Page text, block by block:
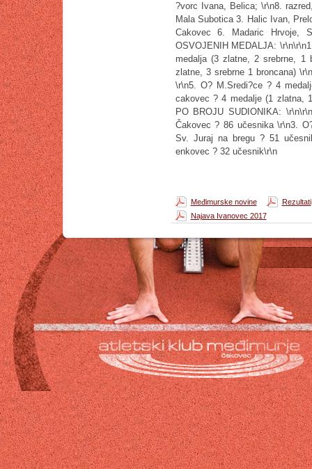
?vorc Ivana, Belica; \r\n8.
Mala Subotica 3. Halic Ivan,
Cakovec 6. Madaric Hrvoje,
OSVOJENIH MEDALJA:
medalja (3 zlatne, 2 srebrne, 1
zlatne, 3 srebrne 1 broncana)
\r\n5. O? M.Sredi?ce ? 4
cakovec ? 4 medalje (1 zlatna,
PO BROJU SUDIONIKA:
Čakovec ? 86 učesnika \r\n3.
Sv. Juraj na bregu ? 51
enkovec ? 32 učesnik\r\n
Međimurske novine
Rezultati
Najava Ivanovec 2017